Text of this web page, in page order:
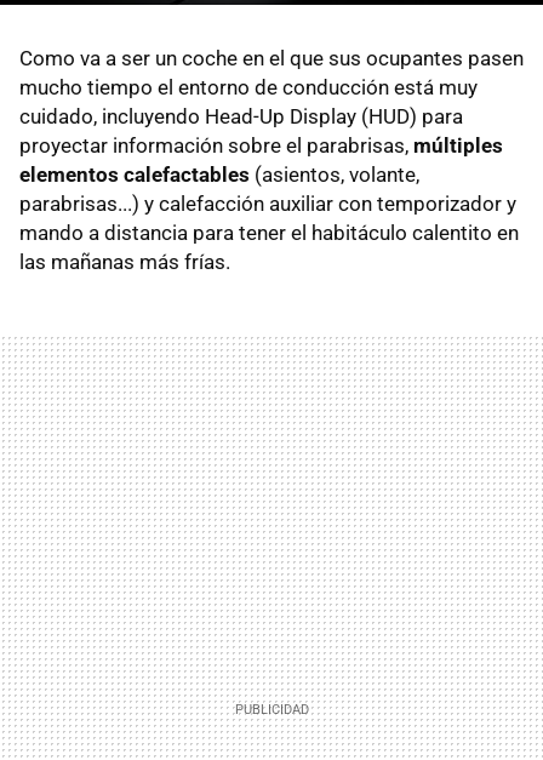
Como va a ser un coche en el que sus ocupantes pasen
mucho tiempo el entorno de conducción está muy
cuidado, incluyendo Head-Up Display (HUD) para
proyectar información sobre el parabrisas, múltiples
elementos calefactables (asientos, volante,
parabrisas...) y calefacción auxiliar con temporizador y
mando a distancia para tener el habitáculo calentito en
las mañanas más frías.